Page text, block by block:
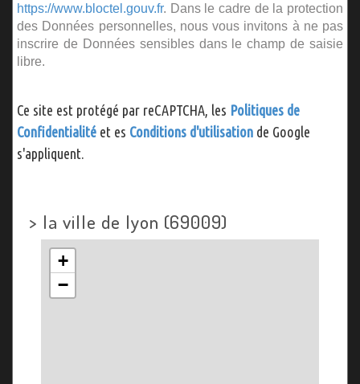
https://www.bloctel.gouv.fr. Dans le cadre de la protection
des Données personnelles, nous vous invitons à ne pas
inscrire de Données sensibles dans le champ de saisie
libre.
Ce site est protégé par reCAPTCHA, les Politiques de
Confidentialité et es Conditions d'utilisation de Google
s'appliquent.
> la ville de lyon (69009)
+
−